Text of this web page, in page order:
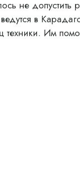
не допустить
в
Им